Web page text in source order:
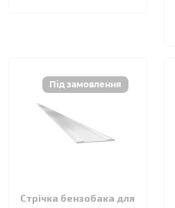
Стрічка бензобака для